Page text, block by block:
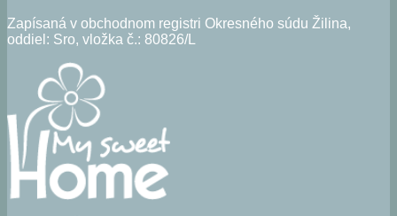
Zapísaná v obchodnom registri Okresného súdu Žilina,
oddiel: Sro, vložka č.: 80826/L